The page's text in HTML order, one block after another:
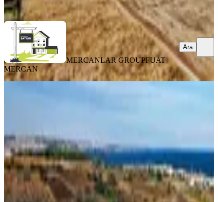
Ara
MERCANLAR GROUPFUAT
MERCAN
Ara
Tekirdağ, Süleymanpaşa
1150 m²·3.913/m²·31.07.2026
4.500.000 ₺